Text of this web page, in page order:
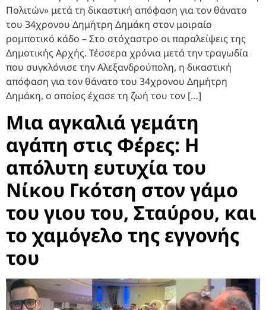
Πολιτών» μετά τη δικαστική απόφαση για τον θάνατο
του 34χρονου Δημήτρη Δημάκη στον μοιραίο
ρομποτικό κάδο – Στο στόχαστρο οι παραλείψεις της
Δημοτικής Αρχής. Τέσσερα χρόνια μετά την τραγωδία
που συγκλόνισε την Αλεξανδρούπολη, η δικαστική
απόφαση για τον θάνατο του 34χρονου Δημήτρη
Δημάκη, ο οποίος έχασε τη ζωή του τον […]
Μια αγκαλιά γεμάτη
αγάπη στις Φέρες: Η
απόλυτη ευτυχία του
Νίκου Γκότση στον γάμο
του γιου του, Σταύρου, και
το χαμόγελο της εγγονής
του